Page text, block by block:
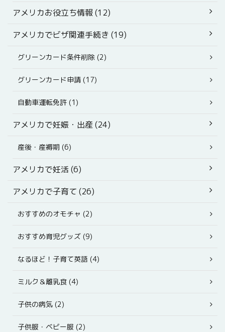
アメリカお役立ち情報 (12)
アメリカでビザ関連手続き (19)
グリーンカード条件削除 (2)
グリーンカード申請 (17)
自動車運転免許 (1)
アメリカで妊娠・出産 (24)
産後・産褥期 (6)
アメリカで妊活 (6)
アメリカで子育て (26)
おすすめのオモチャ (2)
おすすめ育児グッズ (9)
なるほど！子育て英語 (4)
ミルク＆離乳食 (4)
子供の病気 (2)
子供服・ベビー服 (2)